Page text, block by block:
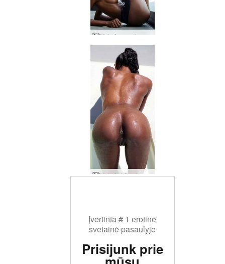
Valerie agentas provokatorius, Alya
Valerie kūno bonanza
Įvertinta # 1 erotinė
svetainė pasaulyje
Prisijunk prie